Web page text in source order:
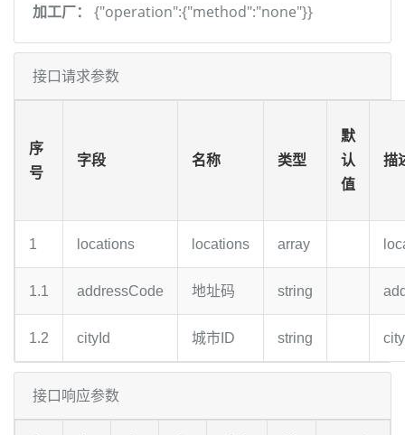
加工厂：
{"operation":{"method":"none"}}
接口请求参数
序
号
字段 名称 类型
默
认
值
描
1 locations locations array
1.1 addressCode 地址码 string
1.2 cityId 城市ID string
接口响应参数